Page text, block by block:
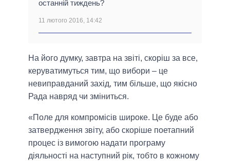
останній тиждень?
11 лютого 2016, 14:42
На його думку, завтра на звіті, скоріш за все,
керуватимуться тим, що вибори – це
невиправданий захід, тим більше, що якісно
Рада навряд чи зміниться.
«Поле для компромісів широке. Це буде або
затвердження звіту, або скоріше поетапний
процес із вимогою надати програму
діяльності на наступний рік, тобто в кожному